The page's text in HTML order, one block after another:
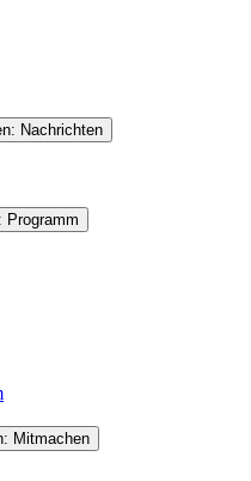
Nachrichten
Programm
Mitmachen